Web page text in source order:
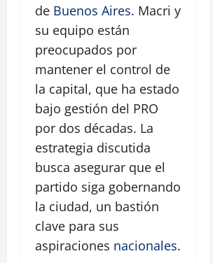
de Buenos Aires. Macri y
su equipo están
preocupados por
mantener el control de
la capital, que ha estado
bajo gestión del PRO
por dos décadas. La
estrategia discutida
busca asegurar que el
partido siga gobernando
la ciudad, un bastión
clave para sus
aspiraciones nacionales.